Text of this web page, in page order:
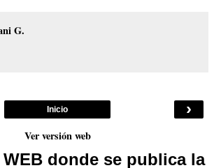
G.
›
Inicio
Ver versión web
donde se publica la